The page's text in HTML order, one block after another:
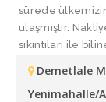
sürede
ulaşmıştır.
sıkıntıları ile
Demetlale
Yenimahalle/